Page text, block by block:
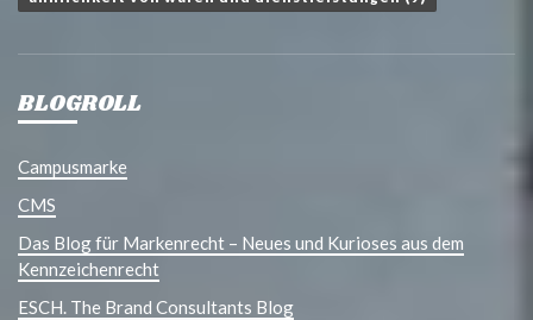
BLOGROLL
Campusmarke
CMS
Das Blog für Markenrecht – Neues und Kurioses aus dem
Kennzeichenrecht
ESCH. The Brand Consultants Blog